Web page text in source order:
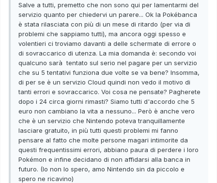
Salve a tutti, premetto che non sono qui per lamentarmi del
servizio quanto per chiedervi un parere... Ok la Pokébanca
è stata rilasciata con più di un mese di ritardo (per via di
problemi che sappiamo tutti), ma ancora oggi spesso e
volentieri ci troviamo davanti a delle schermate di errore o
di sovraccarico di utenza. La mia domanda è: secondo voi
qualcuno sarà tentato sul serio nel pagare per un servizio
che su 5 tentativi funziona due volte se va bene? Insomma,
di per se è un servizio Cloud quindi non vedo il motivo di
tanti errori e sovraccarico. Voi cosa ne pensate? Pagherete
dopo i 24 circa giorni rimasti? Siamo tutti d'accordo che 5
euro non cambiano la vita a nessuno... Però è anche vero
che è un servizio che Nintendo poteva tranquillamente
lasciare gratuito, in più tutti questi problemi mi fanno
pensare al fatto che molte persone magari intimorite da
questi frequentissimi errori, abbiano paura di perdere i loro
Pokémon e infine decidano di non affidarsi alla banca in
futuro. (Io non lo spero, amo Nintendo sin da piccolo e
spero ne ricavino)